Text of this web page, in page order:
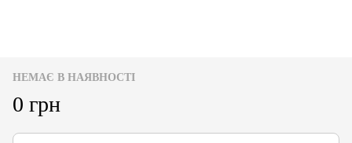
НЕМАЄ В НАЯВНОСТІ
0 грн